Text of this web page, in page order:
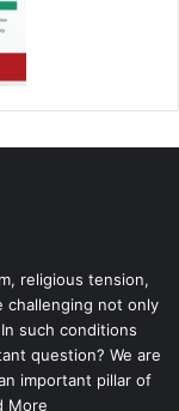
religious tension,
challenging not only
such conditions
question? We are
important pillar of
More